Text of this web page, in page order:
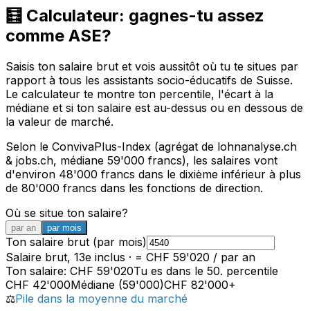
🧮 Calculateur: gagnes-tu assez
comme ASE?
Saisis ton salaire brut et vois aussitôt où tu te situes par
rapport à tous les assistants socio-éducatifs de Suisse.
Le calculateur te montre ton percentile, l'écart à la
médiane et si ton salaire est au-dessus ou en dessous de
la valeur de marché.
Selon le ConvivaPlus-Index (agrégat de lohnanalyse.ch
& jobs.ch, médiane 59'000 francs), les salaires vont
d'environ 48'000 francs dans le dixième inférieur à plus
de 80'000 francs dans les fonctions de direction.
Où se situe ton salaire?
par an par mois
Ton salaire brut (par mois)
Salaire brut, 13e inclus · = CHF 59'020 / par an
Ton salaire: CHF 59'020Tu es dans le 50. percentile
CHF 42'000Médiane (59'000)CHF 82'000+
⚖️Pile dans la moyenne du marché